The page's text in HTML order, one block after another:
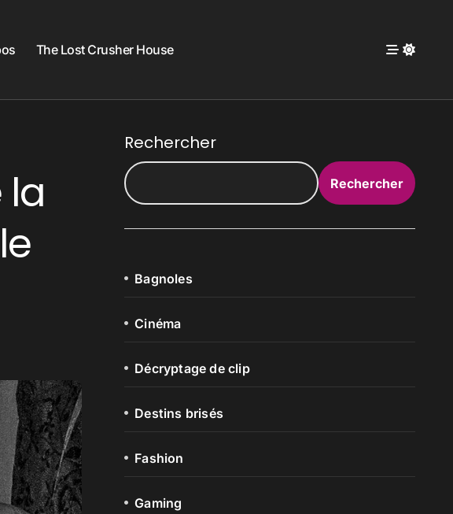
The Lost Crusher House
la
Rechercher
Rechercher
Bagnoles
Cinéma
Décryptage de clip
Destins brisés
Fashion
Gaming